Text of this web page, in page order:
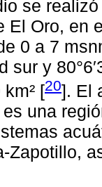
se
El Oro, en
0 a 7
sur y
[20]. El
una
Zapotillo,